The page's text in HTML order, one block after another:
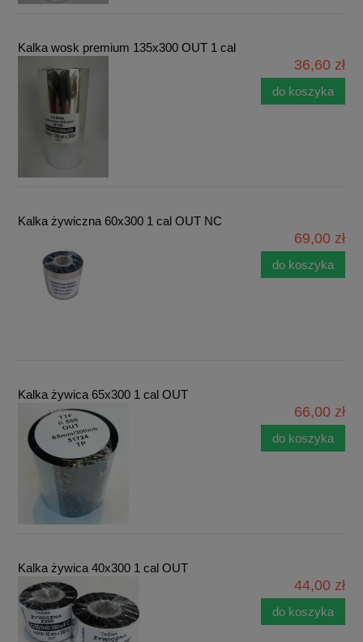
Kalka wosk premium 135x300 OUT 1 cal
36,60 zł
do koszyka
Kalka żywiczna 60x300 1 cal OUT NC
69,00 zł
do koszyka
Kalka żywica 65x300 1 cal OUT
66,00 zł
do koszyka
Kalka żywica 40x300 1 cal OUT
44,00 zł
do koszyka